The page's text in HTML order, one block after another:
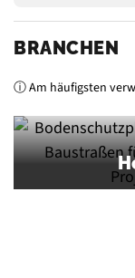
BRANCHEN
ⓘ Am häufigsten